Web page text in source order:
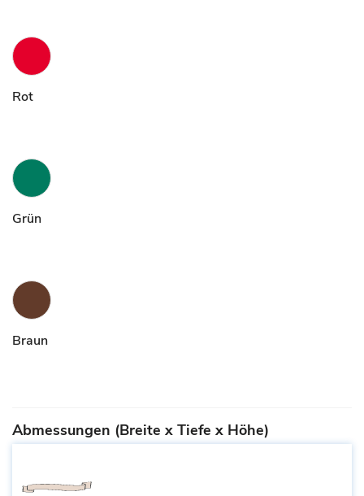
Rot
Grün
Braun
Abmessungen (Breite x Tiefe x Höhe)